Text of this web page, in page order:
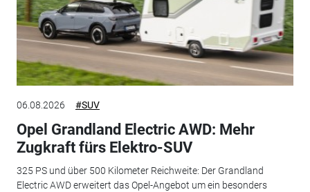
06.08.2026 #SUV
Opel Grandland Electric AWD: Mehr
Zugkraft fürs Elektro-SUV
325 PS und über 500 Kilometer Reichweite: Der Grandland
Electric AWD erweitert das Opel-Angebot um ein besonders